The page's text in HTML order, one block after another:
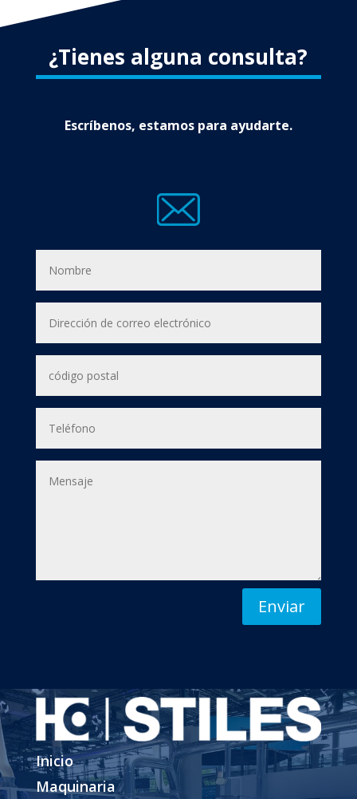
¿Tienes alguna consulta?
Escríbenos, estamos para ayudarte.
Enviar
Inicio
Maquinaria